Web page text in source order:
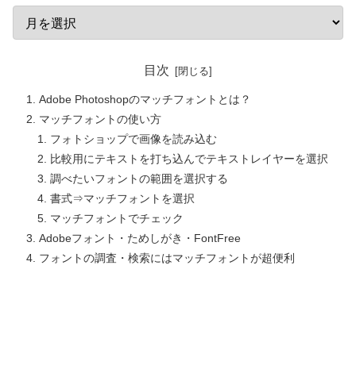
目次
Adobe Photoshopのマッチフォントとは？
マッチフォントの使い方
フォトショップで画像を読み込む
比較用にテキストを打ち込んでテキストレイヤーを選択
調べたいフォントの範囲を選択する
書式⇒マッチフォントを選択
マッチフォントでチェック
Adobeフォント・ためしがき・FontFree
フォントの調査・検索にはマッチフォントが超便利